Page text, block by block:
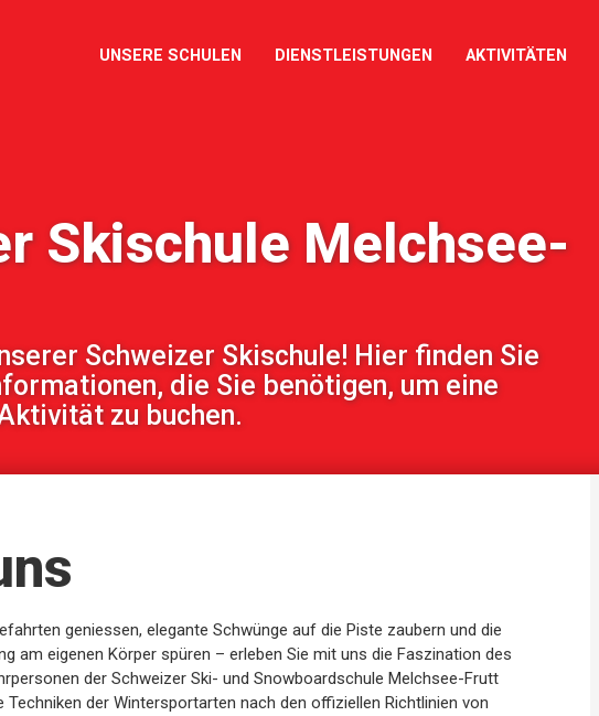
UNSERE SCHULEN DIENSTLEISTUNGEN AKTIVITÄTEN
Skischule Melchsee-
Schweizer Skischule! Hier finden Sie
die Sie benötigen, um eine
zu buchen.
geniessen, elegante Schwünge auf die Piste zaubern und die
am eigenen Körper spüren – erleben Sie mit uns die Faszination des
der Schweizer Ski- und Snowboardschule Melchsee-Frutt
Techniken der Wintersportarten nach den offiziellen Richtlinien von